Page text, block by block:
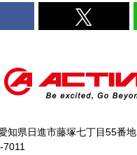
知県日進市藤塚七丁目55番地
7011